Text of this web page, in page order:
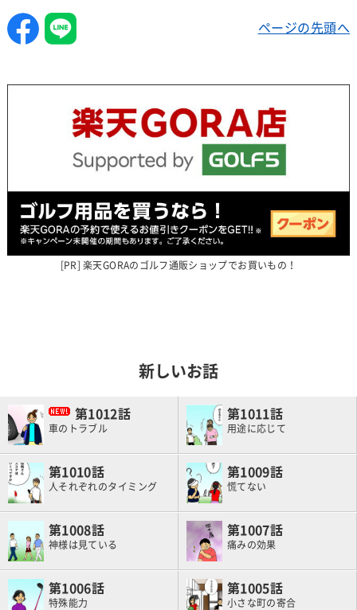
ページの先頭へ
楽天GORAのゴルフ通販ショップでお買いもの！
新しいお話
1012
車のトラブル
1011
用途に応じて
1010
人それぞれのタイミング
1009
慌てない
1008
神様は見ている
1007
痛みの効果
1006
特殊能力
1005
小さな町の寄合